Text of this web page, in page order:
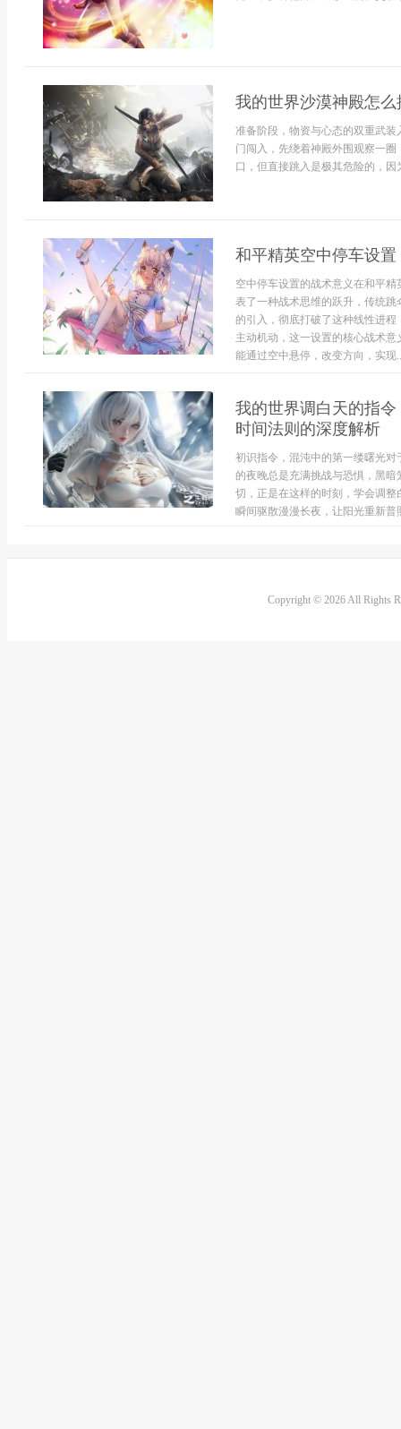
我的世界沙漠神殿怎
准备阶段，物资与心态的双重武
门闯入，先绕着神殿外围观察一
口，但直接跳入是极其危险的，因
和平精英空中停车设
空中停车设置的战术意义在和平
表了一种战术思维的跃升，传统
的引入，彻底打破了这种线性进
主动机动，这一设置的核心战术
能通过空中悬停，改变方向，实现
我的世界调白天的指
时间法则的深度解析
初识指令，混沌中的第一缕曙光
的夜晚总是充满挑战与恐惧，黑
切，正是在这样的时刻，学会调
瞬间驱散漫漫长夜，让阳光重新
Copyright © 2026 All Rights